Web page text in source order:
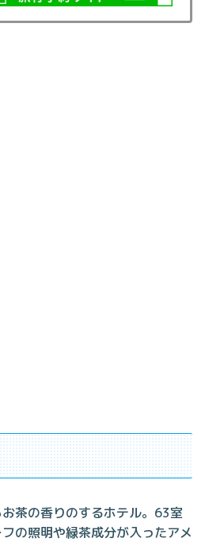
茶の香りのするホテル。63室
の照明や緑茶成分が入ったアメ